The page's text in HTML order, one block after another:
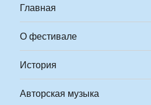
Главная
О фестивале
История
Авторская музыка